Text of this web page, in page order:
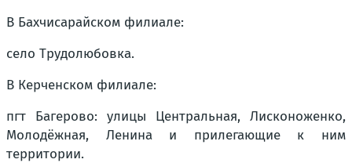
В Бахчисарайском филиале:
село Трудолюбовка.
В Керченском филиале:
пгт Багерово: улицы Центральная, Лисконоженко,
Молодёжная, Ленина и прилегающие к ним
территории.